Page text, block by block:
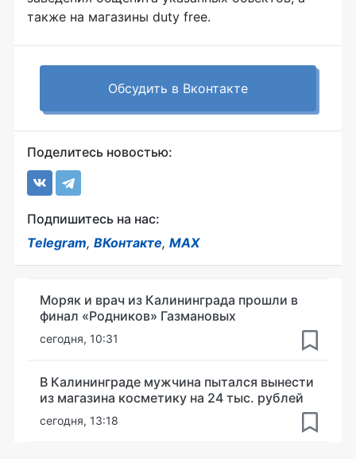
также на магазины duty free.
Обсудить в Вконтакте
Поделитесь новостью:
Подпишитесь на нас:
Telegram, ВКонтакте, MAX
Моряк и врач из Калининграда прошли в
финал «Родников» Газмановых
сегодня, 10:31
В Калининграде мужчина пытался вынести
из магазина косметику на 24 тыс. рублей
сегодня, 13:18